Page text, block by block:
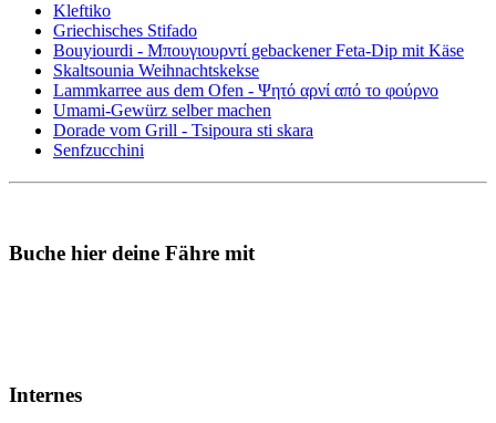
Kleftiko
Griechisches Stifado
Bouyiourdi - Μπουγιουρντί gebackener Feta-Dip mit Käse
Skaltsounia Weihnachtskekse
Lammkarree aus dem Ofen - Ψητό αρνί από το φούρνο
Umami-Gewürz selber machen
Dorade vom Grill - Tsipoura sti skara
Senfzucchini
Buche hier deine Fähre mit
Internes